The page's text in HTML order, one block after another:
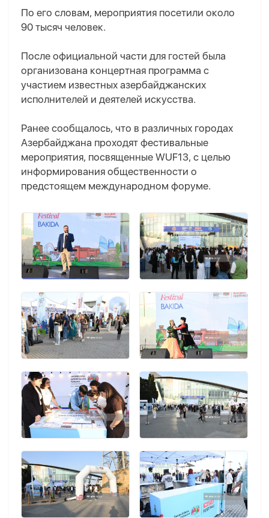
По его словам, мероприятия посетили около
90 тысяч человек.
После официальной части для гостей была
организована концертная программа с
участием известных азербайджанских
исполнителей и деятелей искусства.
Ранее сообщалось, что в различных городах
Азербайджана проходят фестивальные
мероприятия, посвященные WUF13, с целью
информирования общественности о
предстоящем международном форуме.